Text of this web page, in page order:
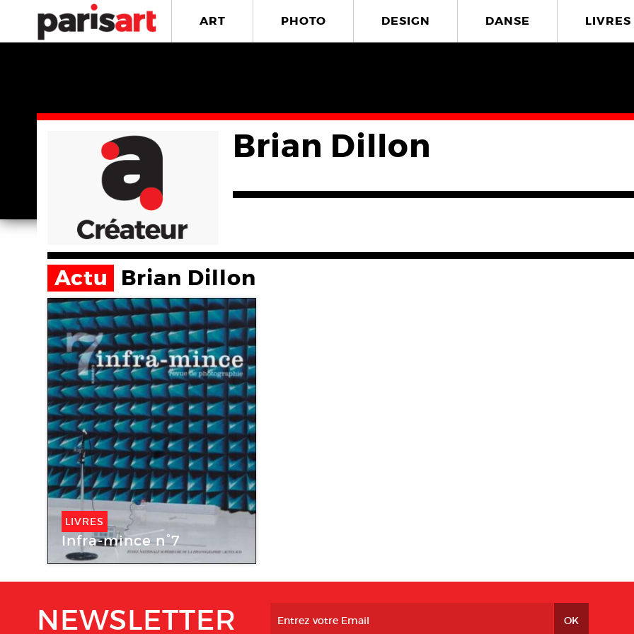
ART PHOTO DESIGN DANSE LIVRES
Brian Dillon
Actu Brian Dillon
LIVRES
Infra-mince n°7
NEWSLETTER